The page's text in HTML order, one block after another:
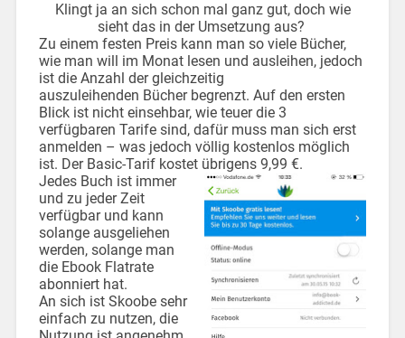
Klingt ja an sich schon mal ganz gut, doch wie
sieht das in der Umsetzung aus?
Zu einem festen Preis kann man so viele Bücher,
wie man will im Monat lesen und ausleihen, jedoch
ist die Anzahl der gleichzeitig
auszuleihenden Bücher begrenzt. Auf den ersten
Blick ist nicht einsehbar, wie teuer die 3
verfügbaren Tarife sind, dafür muss man sich erst
anmelden – was jedoch völlig kostenlos möglich
ist. Der Basic-Tarif kostet übrigens 9,99 €.
Jedes Buch ist immer
und zu jeder Zeit
verfügbar und kann
solange ausgeliehen
werden, solange man
die Ebook Flatrate
abonniert hat.
An sich ist Skoobe sehr
einfach zu nutzen, die